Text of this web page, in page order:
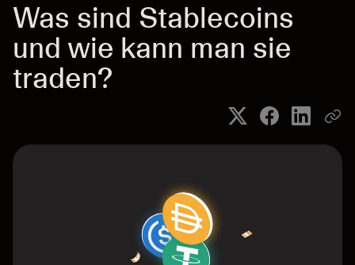
Was sind Stablecoins
und wie kann man sie
traden?